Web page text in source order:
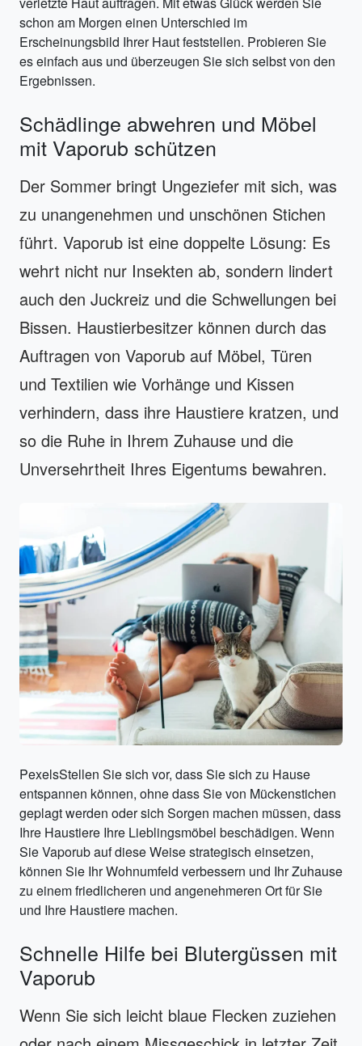
schon am Morgen einen Unterschied im
Erscheinungsbild Ihrer Haut feststellen. Probieren Sie
es einfach aus und überzeugen Sie sich selbst von den
Ergebnissen.
Schädlinge abwehren und Möbel
mit Vaporub schützen
Der Sommer bringt Ungeziefer mit sich, was
zu unangenehmen und unschönen Stichen
führt. Vaporub ist eine doppelte Lösung: Es
wehrt nicht nur Insekten ab, sondern lindert
auch den Juckreiz und die Schwellungen bei
Bissen. Haustierbesitzer können durch das
Auftragen von Vaporub auf Möbel, Türen
und Textilien wie Vorhänge und Kissen
verhindern, dass ihre Haustiere kratzen, und
so die Ruhe in Ihrem Zuhause und die
Unversehrtheit Ihres Eigentums bewahren.
PexelsStellen Sie sich vor, dass Sie sich zu Hause
entspannen können, ohne dass Sie von Mückenstichen
geplagt werden oder sich Sorgen machen müssen, dass
Ihre Haustiere Ihre Lieblingsmöbel beschädigen. Wenn
Sie Vaporub auf diese Weise strategisch einsetzen,
können Sie Ihr Wohnumfeld verbessern und Ihr Zuhause
zu einem friedlicheren und angenehmeren Ort für Sie
und Ihre Haustiere machen.
Schnelle Hilfe bei Blutergüssen mit
Vaporub
Wenn Sie sich leicht blaue Flecken zuziehen